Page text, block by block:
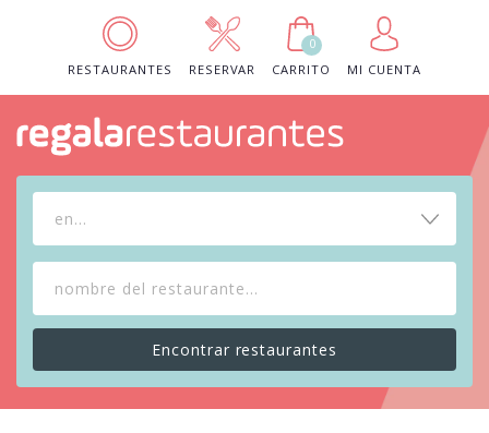
RESTAURANTES RESERVAR
0
CARRITO
MI CUENTA
en...